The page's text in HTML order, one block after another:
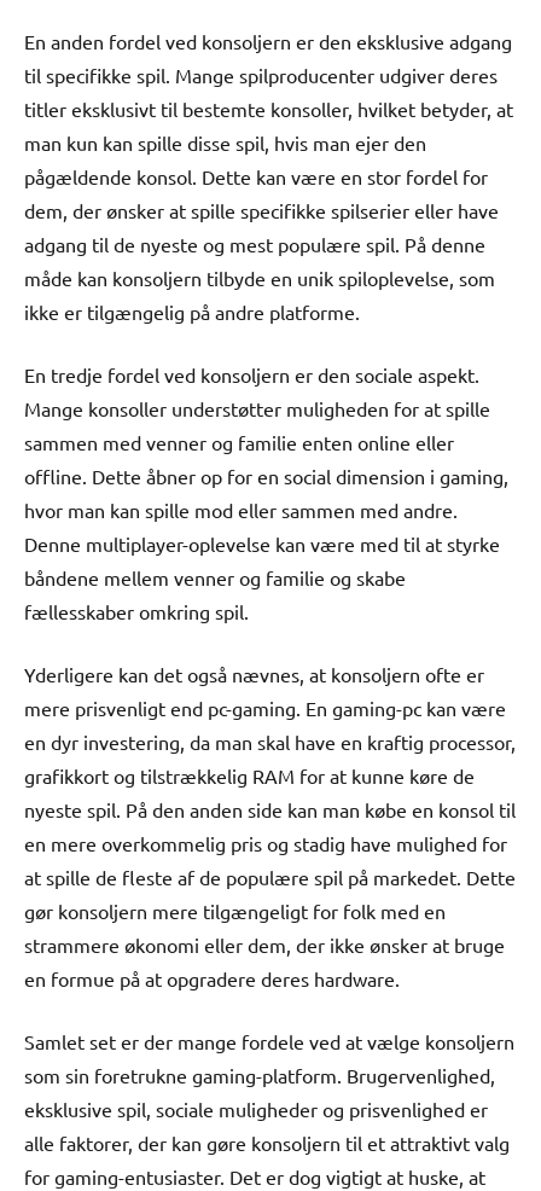
En anden fordel ved konsoljern er den eksklusive adgang
til specifikke spil. Mange spilproducenter udgiver deres
titler eksklusivt til bestemte konsoller, hvilket betyder, at
man kun kan spille disse spil, hvis man ejer den
pågældende konsol. Dette kan være en stor fordel for
dem, der ønsker at spille specifikke spilserier eller have
adgang til de nyeste og mest populære spil. På denne
måde kan konsoljern tilbyde en unik spiloplevelse, som
ikke er tilgængelig på andre platforme.
En tredje fordel ved konsoljern er den sociale aspekt.
Mange konsoller understøtter muligheden for at spille
sammen med venner og familie enten online eller
offline. Dette åbner op for en social dimension i gaming,
hvor man kan spille mod eller sammen med andre.
Denne multiplayer-oplevelse kan være med til at styrke
båndene mellem venner og familie og skabe
fællesskaber omkring spil.
Yderligere kan det også nævnes, at konsoljern ofte er
mere prisvenligt end pc-gaming. En gaming-pc kan være
en dyr investering, da man skal have en kraftig processor,
grafikkort og tilstrækkelig RAM for at kunne køre de
nyeste spil. På den anden side kan man købe en konsol til
en mere overkommelig pris og stadig have mulighed for
at spille de fleste af de populære spil på markedet. Dette
gør konsoljern mere tilgængeligt for folk med en
strammere økonomi eller dem, der ikke ønsker at bruge
en formue på at opgradere deres hardware.
Samlet set er der mange fordele ved at vælge konsoljern
som sin foretrukne gaming-platform. Brugervenlighed,
eksklusive spil, sociale muligheder og prisvenlighed er
alle faktorer, der kan gøre konsoljern til et attraktivt valg
for gaming-entusiaster. Det er dog vigtigt at huske, at